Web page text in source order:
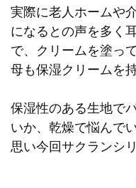
実際に老人ホームや
になるとの声を多く
で、クリームを塗っ
母も保湿クリームを
保湿性のある生地で
いか、乾燥で悩んで
思い今回サクランシ